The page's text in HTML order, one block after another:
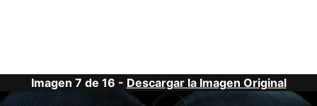
Imagen 7 de 16 - Descargar la Imagen Original